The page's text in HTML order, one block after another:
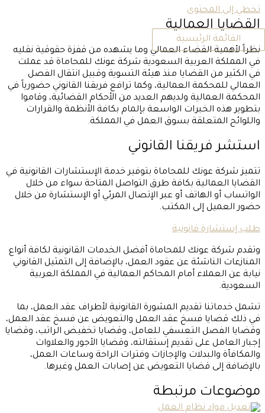
تخطي إلى المحتوى
القائمة الرئيسية
القضايا العمالية
نظراً لأهمية القضاء العمالي وما يشهده من قفزة حقوقية نقليه
في المملكة العربية السعودية شركة عونك للمحاماة قد عملت
في الكثير من القضايا منذ هيئة التسوية وقبيل انتقال الفصل
العمالي للمحكمة العمالية، وكما ترافع فريقنا القانوني حضورياً في
المحكمة العمالية ولديهم العديد من الأحكام القضائية، وقاموا
بتطوير هذه الخبرات الواسعة بإلمام بكافة الأنظمة والقرارات
واللوائح المتعلقة بسوق العمل في المملكة.
استشر فريقنا القانوني
تتميز شركة عونك للمحاماة بتوفير خدمة الإستشارات القانونية في
القضايا العمالية بكافة طرق التواصل المتاحة سواء من خلال
الواتساب أو الهاتف أو عبر الإتصال المرئي أو الإستشارة من خلال
حضور العميل إلى المكتب.
طلب إستشارة قانونية
وتقدم شركة عونك للمحاماة أفضل الخدمات القانونية لكافة أنواع
المنازعات الناشئة عن عقود العمل، بالإضافة إلى التمثيل القانوني
نيابة عن العملاء أمام المحاكم العمالية في المملكة العربية
السعودية.
تشمل خدماتنا تقديم المشورة القانونية لأطراف عقد العمل، بما
في ذلك قضايا فسخ عقد العمل والتعويض عن فسخ عقد العمل،
وقضايا الفصل التعسفي للعامل، وقضايا تخفيض الراتب، وقضايا
إجبار العامل على تقديم إستقالته، وقضايا الأجور والعلاوات
والمكافأة والبدلات والإجازات وفترات الراحة وساعات العمل،
بالإضافة إلى قضايا التعويض عن إصابات العمل وغيرها.
موضوعات مرتبطة